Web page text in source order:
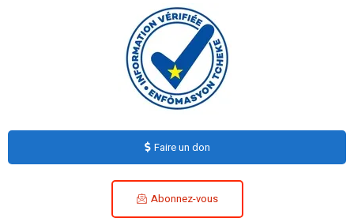
Faire un don
Abonnez-vous